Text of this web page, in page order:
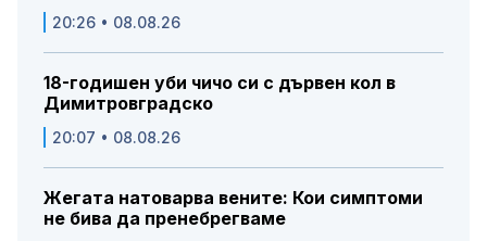
20:26 • 08.08.26
18-годишен уби чичо си с дървен кол в
Димитровградско
20:07 • 08.08.26
Жегата натоварва вените: Кои симптоми
не бива да пренебрегваме